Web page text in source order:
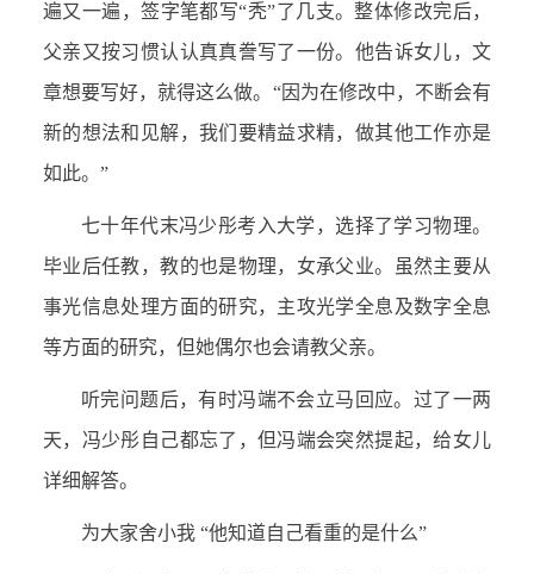
遍又一遍，签字笔都写“秃”了几支。整体修改完后，
父亲又按习惯认认真真誊写了一份。他告诉女儿，文
章想要写好，就得这么做。“因为在修改中，不断会有
新的想法和见解，我们要精益求精，做其他工作亦是
如此。”
七十年代末冯少彤考入大学，选择了学习物理。
毕业后任教，教的也是物理，女承父业。虽然主要从
事光信息处理方面的研究，主攻光学全息及数字全息
等方面的研究，但她偶尔也会请教父亲。
听完问题后，有时冯端不会立马回应。过了一两
天，冯少彤自己都忘了，但冯端会突然提起，给女儿
详细解答。
为大家舍小我 “他知道自己看重的是什么”